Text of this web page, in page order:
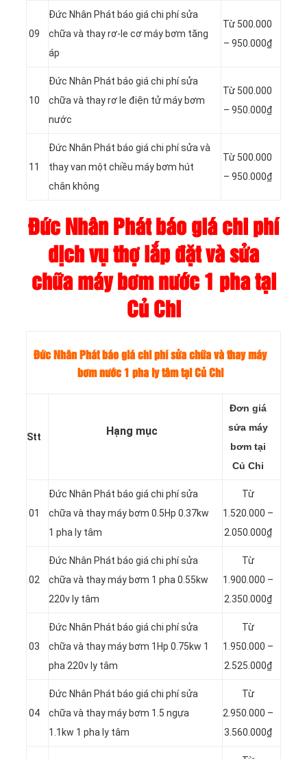
09
Đức Nhân Phát báo giá chi phí sửa
chữa và thay rơ-le cơ máy bơm tăng
áp
Từ 500.000
– 950.000₫
10
Đức Nhân Phát báo giá chi phí sửa
chữa và thay rơ le điện tử máy bơm
nước
Từ 500.000
– 950.000₫
11
Đức Nhân Phát báo giá chi phí sửa và
thay van một chiều máy bơm hút
chân không
Từ 500.000
– 950.000₫
Đức Nhân Phát báo giá chi phí
dịch vụ thợ lắp đặt và sửa
chữa máy bơm nước 1 pha tại
Củ Chi
Đức Nhân Phát báo giá chi phí sửa chữa và thay máy
bơm nước 1 pha ly tâm tại Củ Chi
Stt Hạng mục
Đơn giá
sửa máy
bơm tại
Củ Chi
01
Đức Nhân Phát báo giá chi phí sửa
chữa và thay máy bơm 0.5Hp 0.37kw
1 pha ly tâm
Từ
1.520.000 –
2.050.000₫
02
Đức Nhân Phát báo giá chi phí sửa
chữa và thay máy bơm 1 pha 0.55kw
220v ly tâm
Từ
1.900.000 –
2.350.000₫
03
Đức Nhân Phát báo giá chi phí sửa
chữa và thay máy bơm 1Hp 0.75kw 1
pha 220v ly tâm
Từ
1.950.000 –
2.525.000₫
04
Đức Nhân Phát báo giá chi phí sửa
chữa và thay máy bơm 1.5 ngựa
1.1kw 1 pha ly tâm
Từ
2.950.000 –
3.560.000₫